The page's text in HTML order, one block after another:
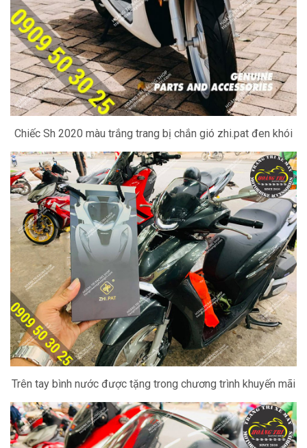
Chiếc Sh 2020 màu trắng trang bị chắn gió zhi.pat đen khói
Trên tay bình nước được tặng trong chương trình khuyến mãi